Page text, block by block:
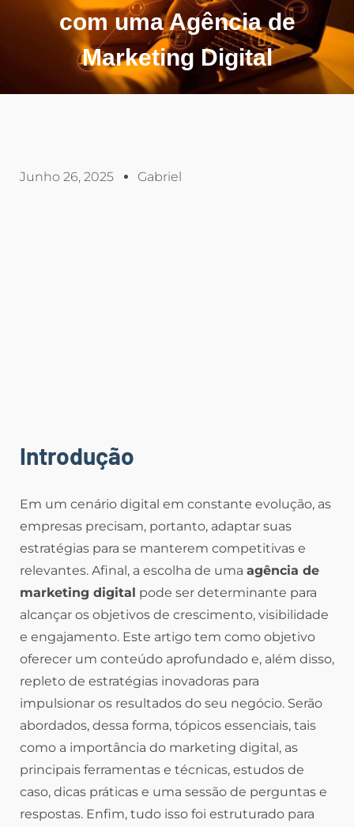
com uma Agência de
Marketing Digital
Junho 26, 2025 Gabriel
Introdução
Em um cenário digital em constante evolução, as
empresas precisam, portanto, adaptar suas
estratégias para se manterem competitivas e
relevantes. Afinal, a escolha de uma agência de
marketing digital pode ser determinante para
alcançar os objetivos de crescimento, visibilidade
e engajamento. Este artigo tem como objetivo
oferecer um conteúdo aprofundado e, além disso,
repleto de estratégias inovadoras para
impulsionar os resultados do seu negócio. Serão
abordados, dessa forma, tópicos essenciais, tais
como a importância do marketing digital, as
principais ferramentas e técnicas, estudos de
caso, dicas práticas e uma sessão de perguntas e
respostas. Enfim, tudo isso foi estruturado para